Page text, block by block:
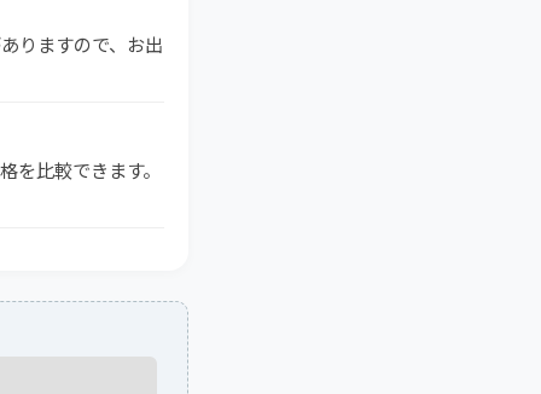
りますので、お出
を比較できます。